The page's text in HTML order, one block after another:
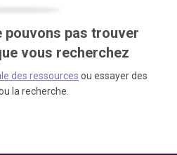
pouvons pas trouver
vous recherchez
des ressources ou essayer des
la recherche.